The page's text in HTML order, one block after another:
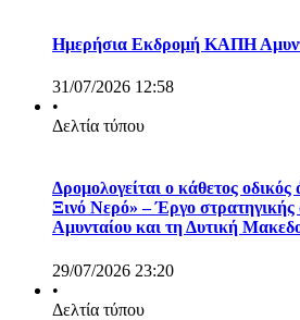
Ημερήσια Εκδρομή ΚΑΠΗ
31/07/2026 12:58
•
Δελτία τύπου
Δρομολογείται ο κάθετος
Ξινό Νερό» – Έργο στρατηγικής
Αμυνταίου και τη Δυτική
29/07/2026 23:20
•
Δελτία τύπου